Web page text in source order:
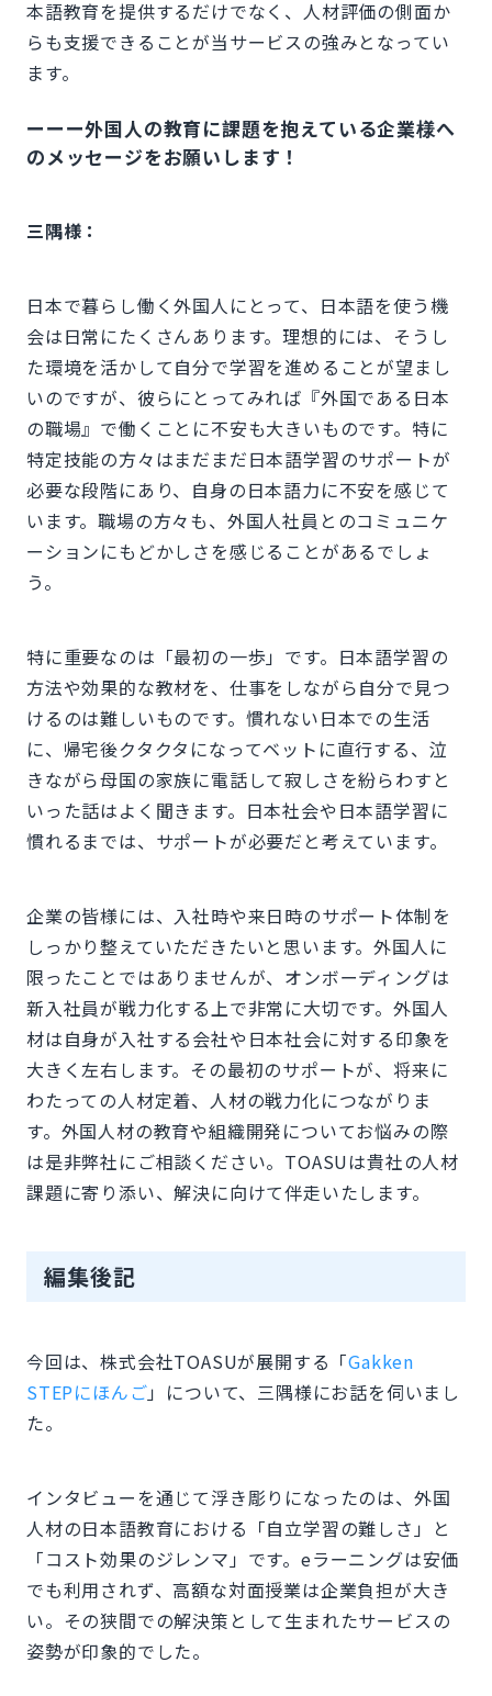
本語教育を提供するだけでなく、人材評価の側面か
らも支援できることが当サービスの強みとなってい
ます。
ーーー外国人の教育に課題を抱えている企業様へ
のメッセージをお願いします！
三隅様：
日本で暮らし働く外国人にとって、日本語を使う機
会は日常にたくさんあります。理想的には、そうし
た環境を活かして自分で学習を進めることが望まし
いのですが、彼らにとってみれば『外国である日本
の職場』で働くことに不安も大きいものです。特に
特定技能の方々はまだまだ日本語学習のサポートが
必要な段階にあり、自身の日本語力に不安を感じて
います。職場の方々も、外国人社員とのコミュニケ
ーションにもどかしさを感じることがあるでしょ
う。
特に重要なのは「最初の一歩」です。日本語学習の
方法や効果的な教材を、仕事をしながら自分で見つ
けるのは難しいものです。慣れない日本での生活
に、帰宅後クタクタになってベットに直行する、泣
きながら母国の家族に電話して寂しさを紛らわすと
いった話はよく聞きます。日本社会や日本語学習に
慣れるまでは、サポートが必要だと考えています。
企業の皆様には、入社時や来日時のサポート体制を
しっかり整えていただきたいと思います。外国人に
限ったことではありませんが、オンボーディングは
新入社員が戦力化する上で非常に大切です。外国人
材は自身が入社する会社や日本社会に対する印象を
大きく左右します。その最初のサポートが、将来に
わたっての人材定着、人材の戦力化につながりま
す。外国人材の教育や組織開発についてお悩みの際
は是非弊社にご相談ください。TOASUは貴社の人材
課題に寄り添い、解決に向けて伴走いたします。
編集後記
今回は、株式会社TOASUが展開する「Gakken
STEPにほんご」について、三隅様にお話を伺いまし
た。
インタビューを通じて浮き彫りになったのは、外国
人材の日本語教育における「自立学習の難しさ」と
「コスト効果のジレンマ」です。eラーニングは安価
でも利用されず、高額な対面授業は企業負担が大き
い。その狭間での解決策として生まれたサービスの
姿勢が印象的でした。